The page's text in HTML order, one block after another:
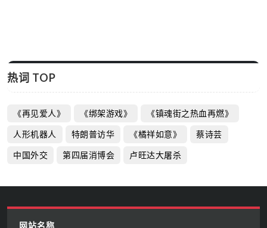
热词 TOP
《再见爱人》 《绑架游戏》 《镇魂街之热血再燃》
人形机器人 特朗普访华 《橘祥如意》 蔡诗芸
中国外交 第四届消博会 卢旺达大屠杀
网站名称